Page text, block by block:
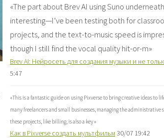
«The part about Brev AI using Suno
interesting—I’ve been testing both for
projects, and the text-to-music speed is
though I still find the vocal quality hit-or-m»
Brev AI: Нейросеть для создания музыки и не
5:47
«This is a fantastic guide on using Pixverse to bring creative ideas to
many freelancers and small businesses, managing the administrative
these projects, like billing, is also a key»
Как в Pixverse создать мультфильм 30/07 19:42